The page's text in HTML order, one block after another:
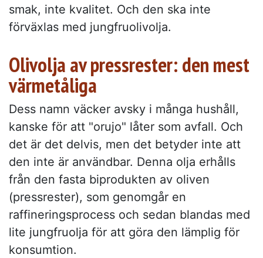
smak, inte kvalitet. Och den ska inte
förväxlas med jungfruolivolja.
Olivolja av pressrester: den mest
värmetåliga
Dess namn väcker avsky i många hushåll,
kanske för att "orujo" låter som avfall. Och
det är det delvis, men det betyder inte att
den inte är användbar. Denna olja erhålls
från den fasta biprodukten av oliven
(pressrester), som genomgår en
raffineringsprocess och sedan blandas med
lite jungfruolja för att göra den lämplig för
konsumtion.